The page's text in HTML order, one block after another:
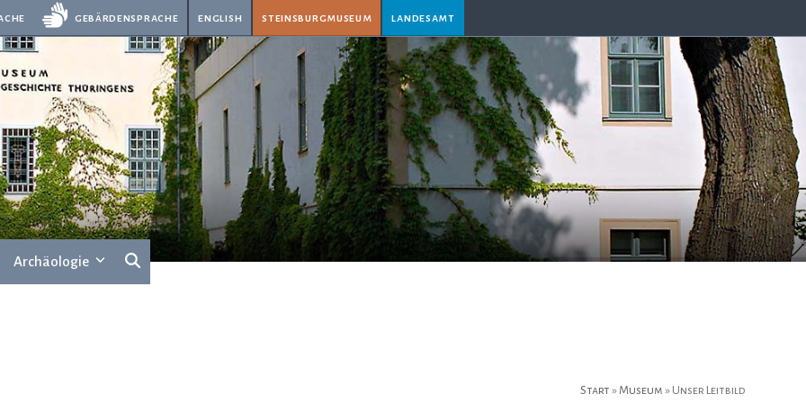
gebärdensprache english steinsburgmuseum landesamt
Archäologie
Start » Museum » Unser Leitbild